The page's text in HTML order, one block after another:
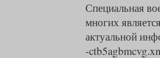
Специальная
многих
актуальной
-